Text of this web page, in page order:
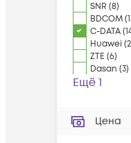
SNR (8)
BDCOM(
C-DATA(
Huawei (
ZTE (6)
Dasan (3)
Ещё 1
Цена